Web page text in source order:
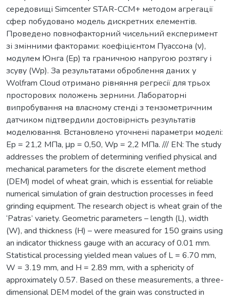
середовищі Simcenter STAR-CCM+ методом агрегації
сфер побудовано модель дискретних елементів.
Проведено повнофакторний чисельний експеримент
зі змінними факторами: коефіцієнтом Пуассона (ν),
модулем Юнга (Ep) та граничною напругою розтягу і
зсуву (Wp). За результатами оброблення даних у
Wolfram Cloud отримано рівняння регресії для трьох
просторових положень зернини. Лабораторні
випробування на власному стенді з тензометричним
датчиком підтвердили достовірність результатів
моделювання. Встановлено уточнені параметри моделі:
Ep = 21,2 МПа, μp = 0,50, Wp = 2,2 МПа. /// EN: The study
addresses the problem of determining verified physical and
mechanical parameters for the discrete element method
(DEM) model of wheat grain, which is essential for reliable
numerical simulation of grain destruction processes in feed
grinding equipment. The research object is wheat grain of the
‘Patras’ variety. Geometric parameters – length (L), width
(W), and thickness (H) – were measured for 150 grains using
an indicator thickness gauge with an accuracy of 0.01 mm.
Statistical processing yielded mean values of L = 6.70 mm,
W = 3.19 mm, and H = 2.89 mm, with a sphericity of
approximately 0.57. Based on these measurements, a three-
dimensional DEM model of the grain was constructed in